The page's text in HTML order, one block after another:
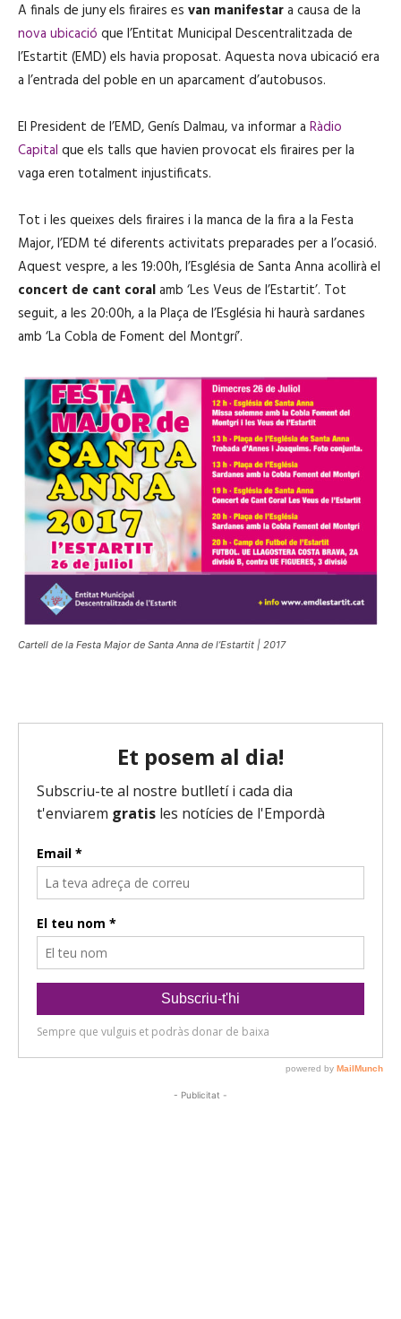
A finals de juny els firaires es van manifestara causa de la
nova ubicació que l’Entitat Municipal Descentralitzada de
l’Estartit (EMD) els havia proposat. Aquesta nova ubicació era
a l’entrada del poble en un aparcament d’autobusos.
El President de l’EMD, Genís Dalmau, va informar a Ràdio
Capital que els talls que havien provocat els firaires per la
vaga eren totalment injustificats.
Tot i les queixes dels firaires i la manca de la fira a la Festa
Major, l’EDM té diferents activitats preparades per a l’ocasió.
Aquest vespre, a les 19:00h, l’Església de Santa Anna acollirà el
concert de cant coralamb ‘Les Veus de l’Estartit’. Tot
seguit, a les 20:00h, a la Plaça de l’Església hi haurà sardanes
amb ‘La Cobla de Foment del Montgrí’.
Cartell de la Festa Major de Santa Anna de l’Estartit | 2017
- Publicitat -